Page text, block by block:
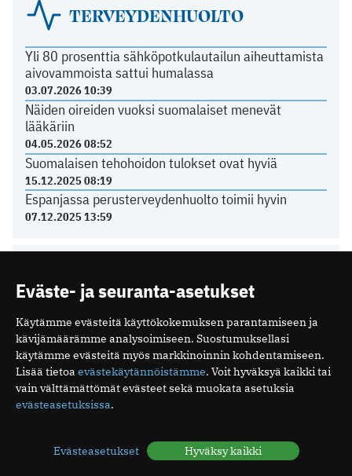
TERVEYDENHUOLTO
Yli 80 prosenttia sähköpotkulautailun aiheuttamista
aivovammoista sattui humalassa
03.07.2026 10:39
Näiden oireiden vuoksi suomalaiset menevät
lääkäriin
04.05.2026 08:52
Suomalaisen tehohoidon tulokset ovat hyviä
15.12.2025 08:19
Espanjassa perusterveydenhuolto toimii hyvin
07.12.2025 13:59
LÄÄKÄRILIITOSTA
Ajankohtaista yksityissektorilta
22.06.2026 14:26
Kurkista Lääkäripäivien 2027 ohjelmaan
18.06.2026 08:58
Poikkeuksia toimiston kesäaukioloissa
arvonimen Päivi Hietaselle
Eväste- ja seuranta-asetukset
Käytämme evästeitä käyttökokemuksen parantamiseen ja
kävijämäärämme analysoimiseen. Suostumuksellasi
käytämme evästeitä myös markkinoinnin kohdentamiseen.
Lisää tietoa evästekäytännöistämme. Voit hyväksyä kaikki tai
vain välttämättömät evästeet sekä muokata asetuksia
evästeasetuksissa.
Evästeasetukset Hyväksy kaikki